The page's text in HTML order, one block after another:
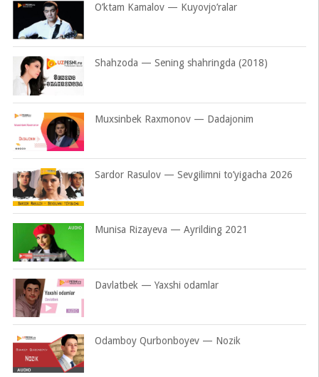
O’ktam Kamalov — Kuyovjo’ralar
Shahzoda — Sening shahringda (2018)
Muxsinbek Raxmonov — Dadajonim
Sardor Rasulov — Sevgilimni to’yigacha 2026
Munisa Rizayeva — Ayrilding 2021
Davlatbek — Yaxshi odamlar
Odamboy Qurbonboyev — Nozik